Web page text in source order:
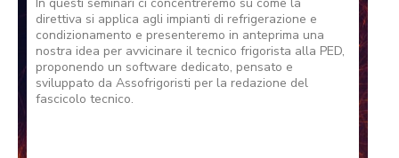
direttiva si applica agli impianti di refrigerazione e
condizionamento e presenteremo in anteprima una
nostra idea per avvicinare il tecnico frigorista alla PED,
proponendo un software dedicato, pensato e
sviluppato da Assofrigoristi per la redazione del
fascicolo tecnico.